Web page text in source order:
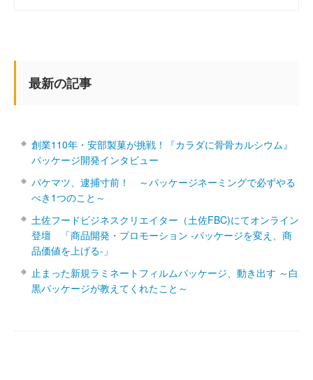
最新の記事
創業110年・安部製菓が挑戦！『カラダに骨骨カルシウム』
パッケージ開発インタビュー
パケマツ、逮捕寸前！ ～パッケージネーミングで必ずやる
べき1つのこと～
土佐フードビジネスクリエイター（土佐FBC)にてオンライン
登壇 「商品開発・プロモーション ‐パッケージを変え、商
品価値を上げる‐」
止まった新規ラミネートフィルムパッケージ、動き出す ～白
黒パッケージが教えてくれたこと～